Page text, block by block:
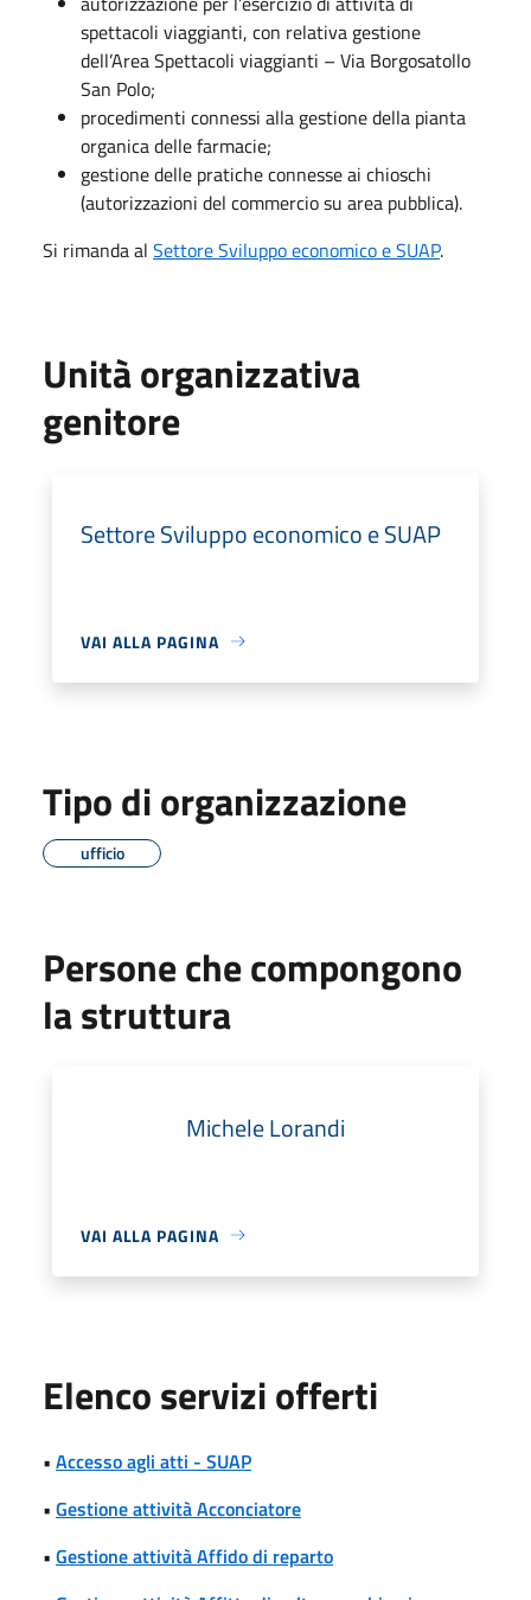
spettacoli viaggianti, con relativa gestione
dell’Area Spettacoli viaggianti – Via Borgosatollo
San Polo;
procedimenti connessi alla gestione della pianta
organica delle farmacie;
gestione delle pratiche connesse ai chioschi
(autorizzazioni del commercio su area pubblica).
Si rimanda al Settore Sviluppo economico e SUAP.
Unità organizzativa
genitore
Settore Sviluppo economico e SUAP
VAI ALLA PAGINA
Tipo di organizzazione
ufficio
Persone che compongono
la struttura
Michele Lorandi
VAI ALLA PAGINA
Elenco servizi offerti
• Accesso agli atti - SUAP
• Gestione attività Acconciatore
• Gestione attività Affido di reparto